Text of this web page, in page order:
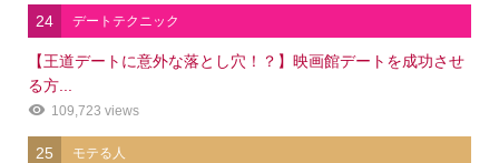
24 デートテクニック
【王道デートに意外な落とし穴！？】映画館デートを成功させ
る方...
109,723 views
25 モテる人